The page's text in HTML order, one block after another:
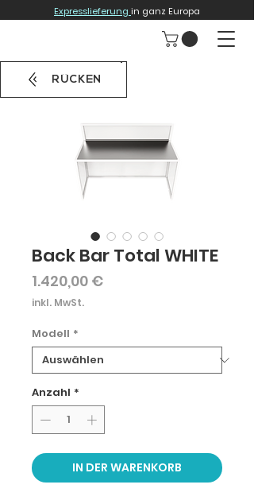
Expresslieferung in ganz Europa
Back Bar Total WHITE
1.420,00 €Preis
inkl. MwSt.
Modell *
Anzahl *
IN DER WARENKORB
RÜCKEN